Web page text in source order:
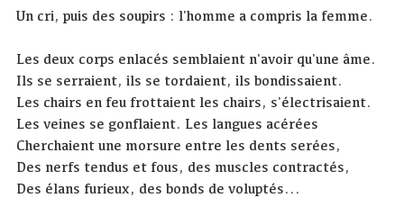
Un cri, puis des soupirs : l'homme a compris la femme.
Les deux corps enlacés semblaient n'avoir qu'une âme.
Ils se serraient, ils se tordaient, ils bondissaient.
Les chairs en feu frottaient les chairs, s'électrisaient.
Les veines se gonflaient. Les langues acérées
Cherchaient une morsure entre les dents serées,
Des nerfs tendus et fous, des muscles contractés,
Des élans furieux, des bonds de voluptés...